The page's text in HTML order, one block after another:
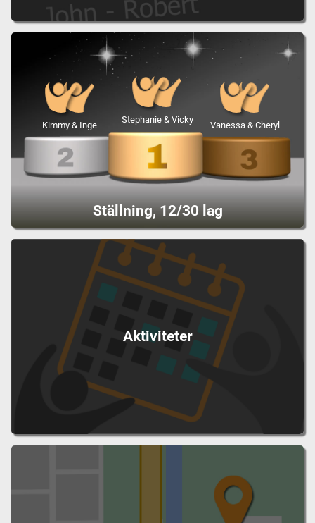
Ställning, 12/30 lag
Stephanie & Vicky
Kimmy & Inge Vanessa & Cheryl
Aktiviteter